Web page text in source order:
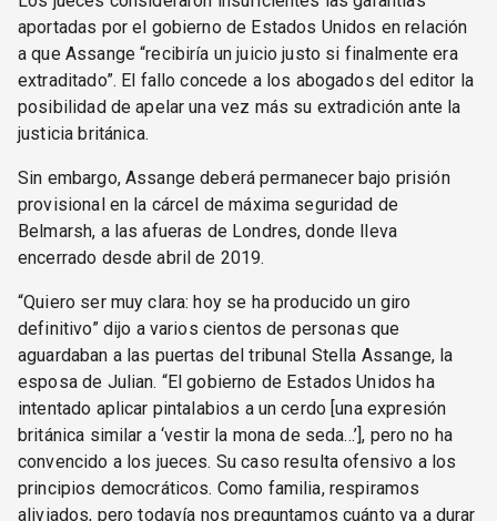
aportadas por el gobierno de Estados Unidos en relación
a que Assange “recibiría un juicio justo si finalmente era
extraditado”. El fallo concede a los abogados del editor la
posibilidad de apelar una vez más su extradición ante la
justicia británica.
Sin embargo, Assange deberá permanecer bajo prisión
provisional en la cárcel de máxima seguridad de
Belmarsh, a las afueras de Londres, donde lleva
encerrado desde abril de 2019.
“Quiero ser muy clara: hoy se ha producido un giro
definitivo” dijo a varios cientos de personas que
aguardaban a las puertas del tribunal Stella Assange, la
esposa de Julian. “El gobierno de Estados Unidos ha
intentado aplicar pintalabios a un cerdo [una expresión
británica similar a ‘vestir la mona de seda...’], pero no ha
convencido a los jueces. Su caso resulta ofensivo a los
principios democráticos. Como familia, respiramos
aliviados, pero todavía nos preguntamos cuánto va a durar